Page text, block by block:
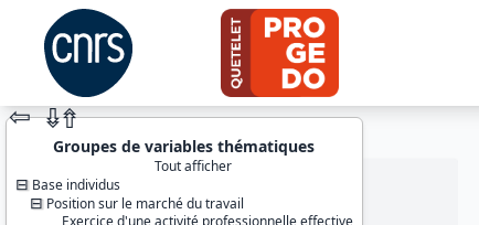
⇦ ⇮⇮
Groupes de variables thématiques
Tout afficher
Base individus
Position sur le marché du travail
Exercice d'une activité professionnelle effective